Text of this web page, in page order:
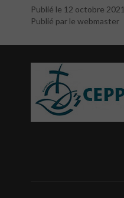
Publié le 12 octobre 2021
Publié par le webmaster